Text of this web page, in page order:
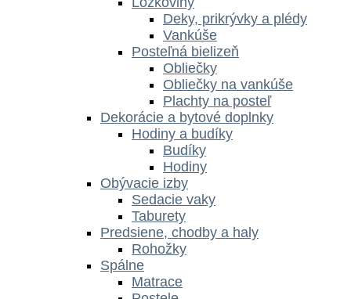
Deky, prikrývky a plédy
Vankúše
Posteľná bielizeň
Obliečky
Obliečky na vankúše
Plachty na posteľ
Dekorácie a bytové doplnky
Hodiny a budíky
Budíky
Hodiny
Obývacie izby
Sedacie vaky
Taburety
Predsiene, chodby a haly
Rohožky
Spálne
Matrace